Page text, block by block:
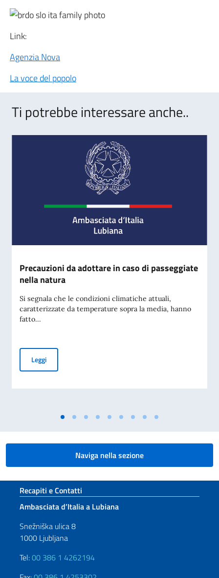
Link:
Agenzia Nova
La voce del popolo
Ti potrebbe interessare anche..
Precauzioni da adottare in caso di passeggiate
nella natura
Si segnala che le condizioni climatiche attuali,
caratterizzate da temperature sopra la media, hanno
fatto...
LeggiPrecauzioni da adottare in caso di passeggiate nella natura
Naviga nella sezione
Sezione footer
Recapiti e Contatti
Ambasciata d’Italia a Lubiana
Snežniška ulica 8
1000 Ljubljana
Tel:00 386 1 4262194